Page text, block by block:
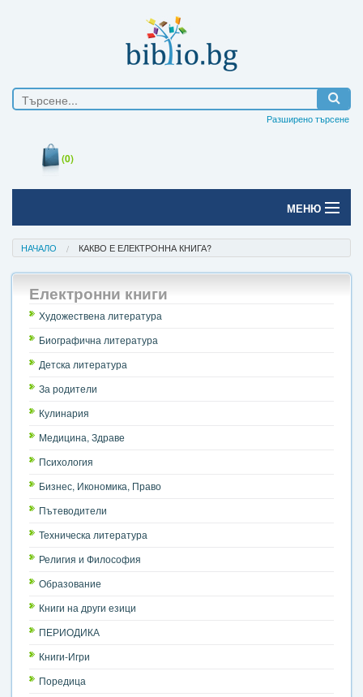
Разширено търсене
(0)
МЕНЮ
Начало
Печатни книги
Електронни книги
Е-списания
Игри
Подаръци
Ваучери
Промоции
Контакти
Вход
НАЧАЛО КАКВО Е ЕЛЕКТРОННА КНИГА?
Електронни книги
Художествена литература
Биографична литература
Детска литература
За родители
Кулинария
Медицина, Здраве
Психология
Бизнес, Икономика, Право
Пътеводители
Техническа литература
Религия и Философия
Образование
Книги на други езици
ПЕРИОДИКА
Книги-Игри
Поредица